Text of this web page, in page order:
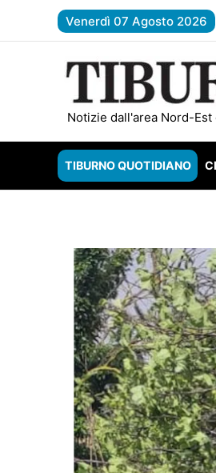
Venerdì 07 Agosto 2026
Notizie dall'area Nord-Est
ROMA – Carburante
TIBURNO QUOTIDIANO